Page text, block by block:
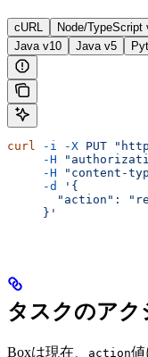
cURL Node/TypeScript
Java v10
Java v5
curl -i -X PUT
     -H
     -H
"content-
     -d
'{
"action":
     }'
タスクのアク
Boxは現在、 action値